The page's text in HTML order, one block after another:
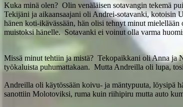
Kuka minä olen? Olin venäläisen sotavangin tekemä
Tekijäni ja aikaansaajani oli Andrei-sotavanki, kotoisin
hänen koti-ikävässään, hän olisi tehnyt minut
muistoksi hänelle. Sotavanki ei voinut olla varma
Missä minut tehtiin ja mistä? Tekopaikkani oli Anna ja
työkaluista puhumattakaan. Mutta Andreilla oli lupa,
Andreilla oli käytössään koivu- ja mäntypuuta, löysipä
sanottiin Molotoviksi, ruma kuin riihipiru mutta auto